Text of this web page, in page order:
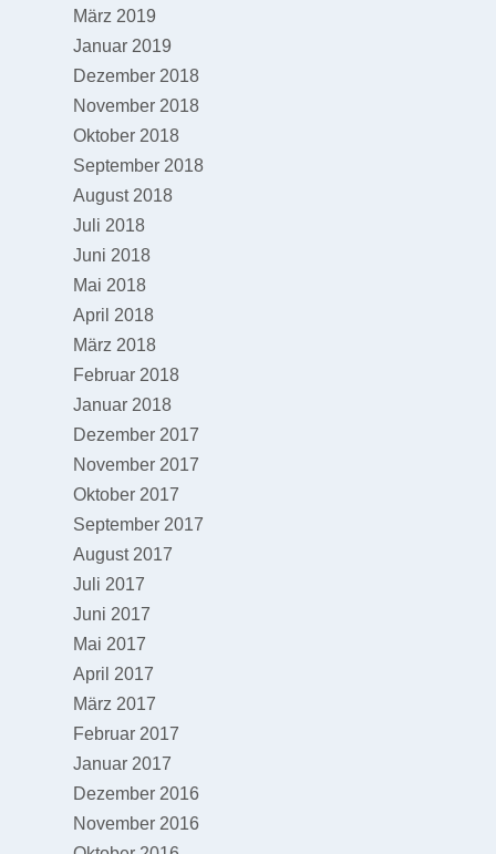
März 2019
Januar 2019
Dezember 2018
November 2018
Oktober 2018
September 2018
August 2018
Juli 2018
Juni 2018
Mai 2018
April 2018
März 2018
Februar 2018
Januar 2018
Dezember 2017
November 2017
Oktober 2017
September 2017
August 2017
Juli 2017
Juni 2017
Mai 2017
April 2017
März 2017
Februar 2017
Januar 2017
Dezember 2016
November 2016